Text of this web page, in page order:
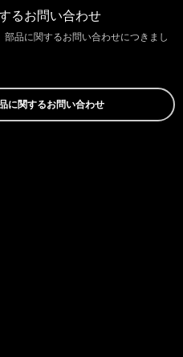
るお問い合わせ
品に関するお問い合わせにつきまし
に関するお問い合わせ